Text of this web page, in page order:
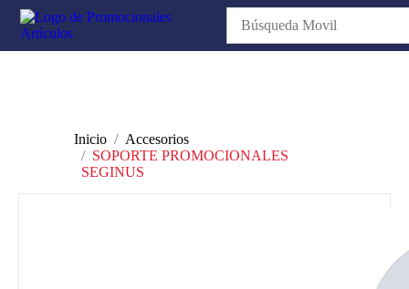
Inicio
Accesorios
SOPORTE PROMOCIONALES
SEGINUS